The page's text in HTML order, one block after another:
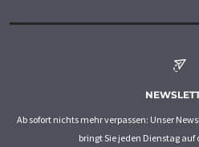
Ab sofort nichts mehr verpassen: Unser
bringt Sie jeden Dienstag auf